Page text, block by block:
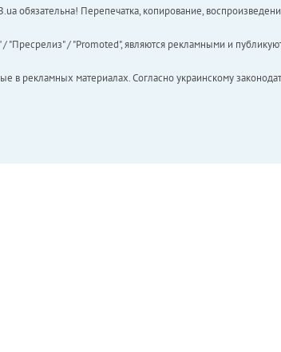
обязательна! Перепечатка, копирование,
/ "Promoted", являются рекламными и
рекламных материалах. Согласно украинскому